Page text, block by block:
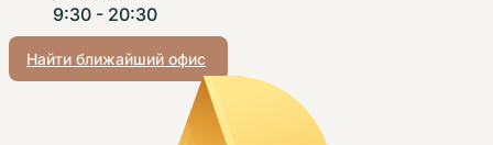
9:30 - 20:30
Найти ближайший офис